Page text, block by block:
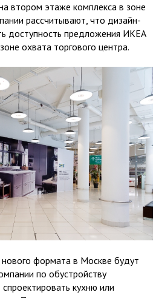
втором этаже комплекса в зоне
рассчитывают, что дизайн-
доступность предложения ИКЕА
охвата торгового центра.
формата в Москве будут
по обустройству
кухню или